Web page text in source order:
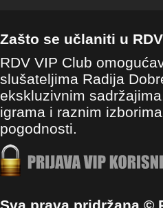
Zašto se učlaniti u
RDV VIP Club
slušateljima Radija
ekskluzivnim
igrama i raznim
pogodnosti.